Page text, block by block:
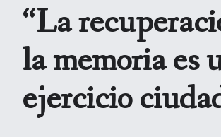
“La
la memoria es
ejercicio